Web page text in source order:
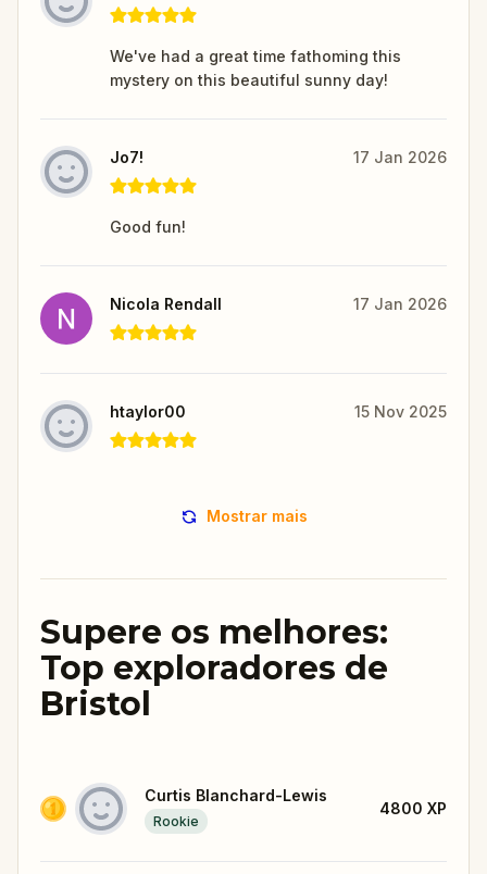
We've had a great time fathoming this
mystery on this beautiful sunny day!
Jo7! 17 Jan 2026
Good fun!
Nicola Rendall 17 Jan 2026
htaylor00 15 Nov 2025
Mostrar mais
Supere os melhores:
Top exploradores de
Bristol
Curtis Blanchard-Lewis
Rookie
4800 XP